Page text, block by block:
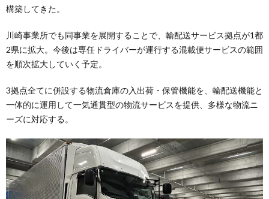
構築してきた。
川崎事業所でも同事業を展開することで、輸配送サービス拠点が1都
2県に拡大。今後は専任ドライバーが運行する混載便サービスの範囲
を順次拡大していく予定。
3拠点全てに併設する物流倉庫の入出荷・保管機能を、輸配送機能と
一体的に運用して一気通貫型の物流サービスを提供、多様な物流ニ
ーズに対応する。